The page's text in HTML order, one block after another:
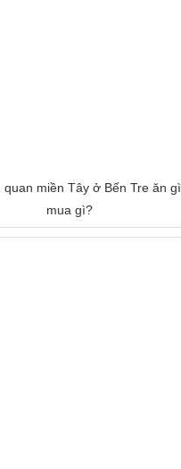
quan miền Tây ở Bến Tre ăn gì,
mua gì?